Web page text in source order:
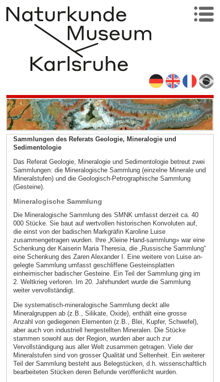
Sammlungen des Referats Geologie, Mineralogie und
Sedimentologie
Das Referat Geologie, Mineralogie und Sedimentologie betreut zwei
Sammlungen: die Mineralogische Sammlung (einzelne Minerale und
Mineralstufen) und die Geologisch-Petrographische Sammlung
(Gesteine).
Mineralogische Sammlung
Die Mineralogische Sammlung des SMNK umfasst derzeit ca. 40
000 Stücke. Sie baut auf wertvollen historischen Konvoluten auf,
die einst von der badischen Markgräfin Karoline Luise
zusammengetragen wurden. Ihre „Kleine Hand-sammlung» war eine
Schenkung der Kaiserin Maria Theresia, die „Russische Sammlung“
eine Schenkung des Zaren Alexander I. Eine weitere von Luise an-
gelegte Sammlung umfasst geschliffene Gesteinsplatten
einheimischer badischer Gesteine. Ein Teil der Sammlung ging im
2. Weltkrieg verloren. Im 20. Jahrhundert wurde die Sammlung
weiter vervollständigt.
Die systematisch-mineralogische Sammlung deckt alle
Mineralgruppen ab (z.B., Silikate, Oxide), enthält eine grosse
Anzahl von gediegenen Elementen (z.B., Blei, Kupfer, Schwefel),
aber auch von industriell hergestellten Mineralen. Die Stücke
stammen sowohl aus der Region, wurden aber auch zur
Vervollständigung aus aller Welt zusammen getragen. Viele der
Mineralstufen sind von grosser Qualität und Seltenheit. Ein weiterer
Teil der Sammlung besteht aus Belegstücken, d.h. wissenschaftlich
bearbeiteten Stücken deren Befunde veröffenlicht wurden.